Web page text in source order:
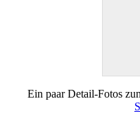
Ein paar Detail-Fotos